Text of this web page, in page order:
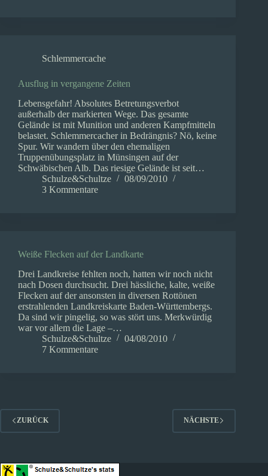
Schlemmercache
Ausflug in vergangene Zeiten
Lebensgefahr! Absolutes Betretungsverbot
außerhalb der markierten Wege. Das gesamte
Gelände ist mit Munition und anderen Kampfmitteln
belastet. Schlemmercacher in Bedrängnis? Nö, keine
Spur. Wir wandern über den ehemaligen
Truppenübungsplatz in Münsingen auf der
Schwäbischen Alb. Das riesige Gelände ist seit…
Schulze&Schultze
08/09/2010
3 Kommentare
Weiße Flecken auf der Landkarte
Drei Landkreise fehlten noch, hatten wir noch nicht
nach Dosen durchsucht. Drei hässliche, kalte, weiße
Flecken auf der ansonsten in diversen Rottönen
erstrahlenden Landkreiskarte Baden-Württembergs.
Da sind wir pingelig, so was stört uns. Merkwürdig
war vor allem die Lage –…
Schulze&Schultze
04/08/2010
7 Kommentare
ZURÜCK NÄCHSTE